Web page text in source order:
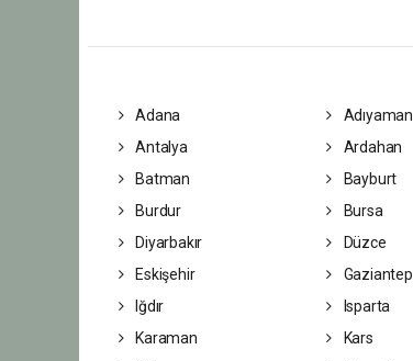
Adana Adıyaman
Antalya
Ardahan
Batman
Bayburt
Burdur
Bursa
Diyarbakır
Düzce
Eskişehir
Gaziantep
Iğdır
Isparta
Karaman
Kars